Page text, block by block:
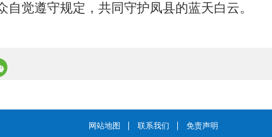
自觉遵守规定，共同守护凤县的蓝天白云。
网站地图 联系我们
免责声明